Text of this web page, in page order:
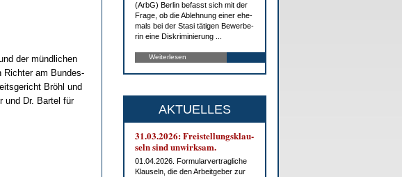
der münd­li­chen
Rich­ter am Bun­des­
Bröhl und
und Dr. Bar­tel für
(ArbG) Ber­lin be­fasst sich mit der
Fra­ge, ob die Ab­leh­nung ei­ner ehe­
mals bei der Sta­si tä­ti­gen Be­wer­be­
rin ei­ne Dis­kri­mi­nie­rung ...
Weiterlesen
AKTUELLES
31.03.2026: Frei­stel­lungs­klau­
seln sind un­wirk­sam.
01.04.2026. For­mu­lar­ver­trag­li­che
Klau­seln, die den Ar­beit­ge­ber zur